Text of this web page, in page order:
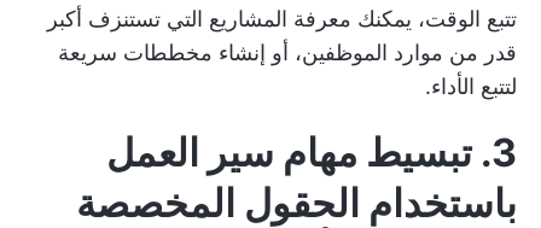
تتبع الوقت، يمكنك معرفة المشاريع التي تستنزف أكبر
قدر من موارد الموظفين، أو إنشاء مخططات سريعة
لتتبع الأداء.
3. تبسيط مهام سير العمل
باستخدام الحقول المخصصة